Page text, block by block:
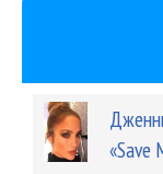
«Save